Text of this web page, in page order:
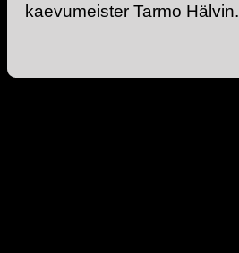
kaevumeister Tarmo Hälvin.